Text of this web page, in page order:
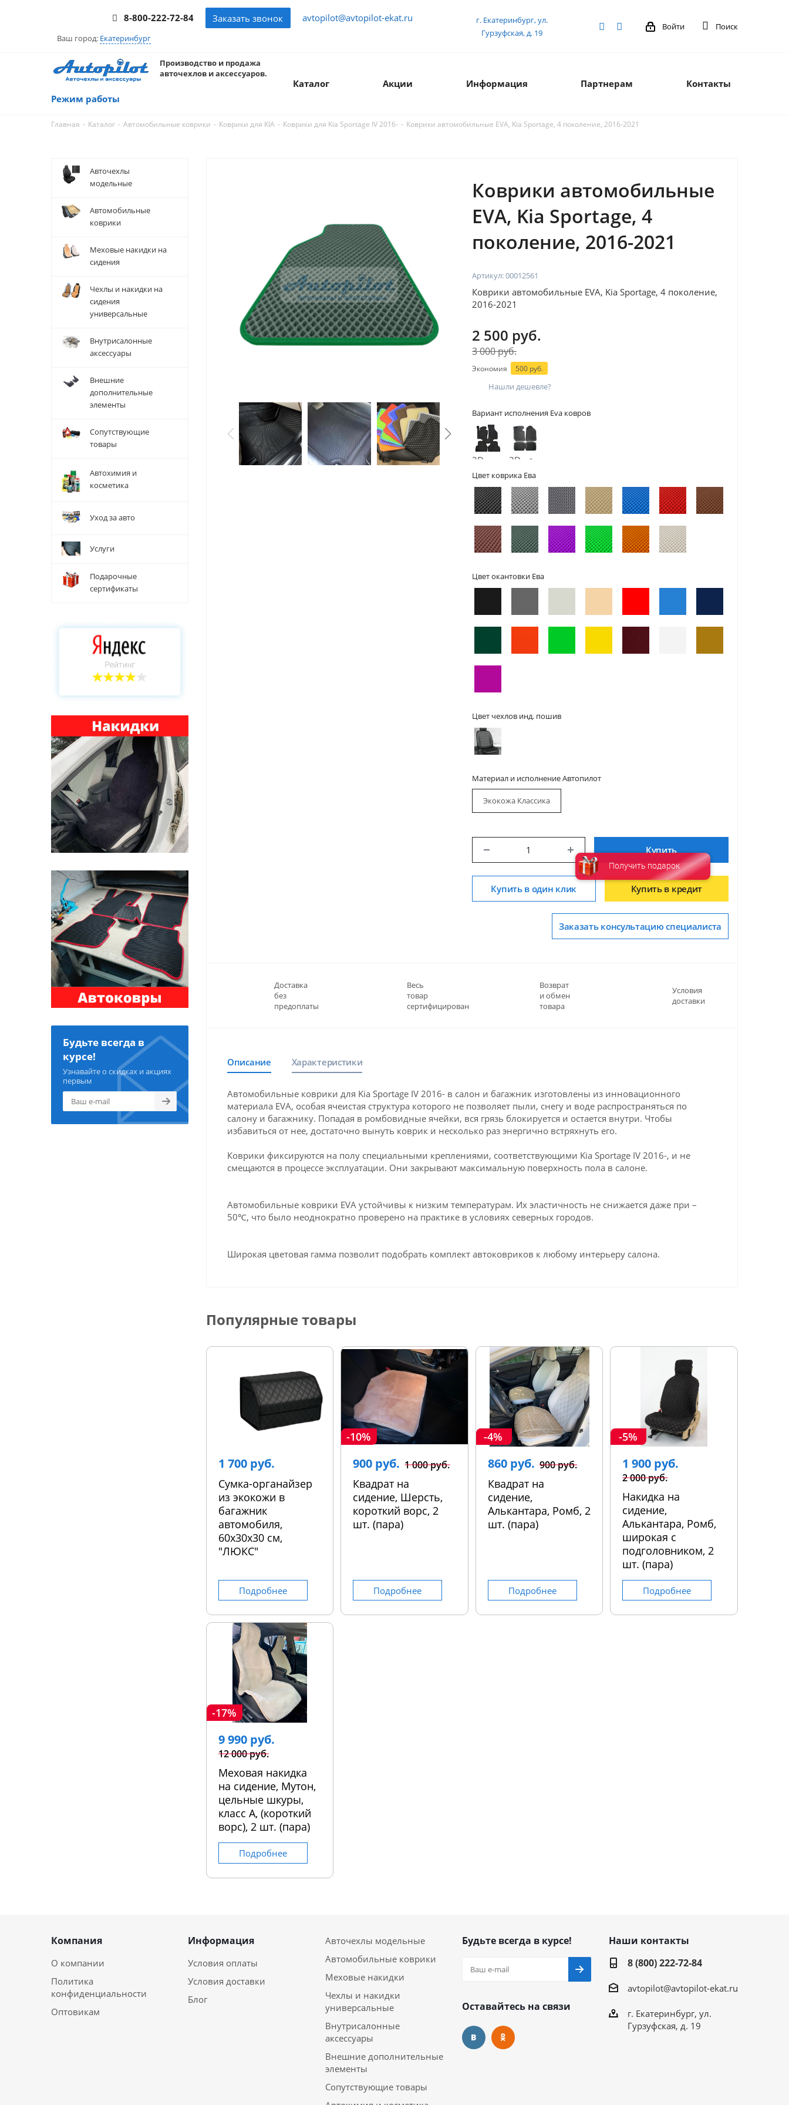
8-800-222-72-84 Заказать звонок avtopilot@avtopilot-ekat.ru
Ваш город: Екатеринбург
г. Екатеринбург, ул.
Гурзуфская, д. 19
Войти Поиск
Производство и продажа
авточехлов и аксессуаров.
Режим работы
Каталог Акции Информация Партнерам Контакты
Главная - Каталог - Автомобильные коврики - Коврики для KIA - Коврики для Kia Sportage IV 2016- - Коврики автомобильные EVA, Kia Sportage, 4 поколение, 2016-2021
Авточехлы
модельные
Автомобильные
коврики
Меховые накидки на
сидения
Чехлы и накидки на
сидения
универсальные
Внутрисалонные
аксессуары
Внешние
дополнительные
элементы
Сопутствующие
товары
Автохимия и
косметика
Уход за авто
Услуги
Подарочные
сертификаты
Будьте всегда в
курсе!
Узнавайте о скидках и акциях
первым
Коврики автомобильные
EVA, Kia Sportage, 4
поколение, 2016-2021
Артикул:00012561
Коврики автомобильные EVA, Kia Sportage, 4 поколение,
2016-2021
2 500 руб.
3 000 руб.
Экономия 500 руб.
Нашли дешевле?
Вариант исполнения Eva ковров
2D -
без
бортов
3D - с
бортами
Цвет коврика Ева
Цвет окантовки Ева
Цвет чехлов инд. пошив
Материал и исполнение Автопилот
Экокожа Классика
Купить
Купить в один клик Купить в кредит
Заказать консультацию специалиста
Доставка
без
предоплаты
Весь
товар
сертифицирован
Возврат
и обмен
товара
Условия
доставки
Описание Характеристики
Автомобильные коврики для Kia Sportage IV 2016- в салон и багажник изготовлены из инновационного
материала EVA, особая ячеистая структура которого не позволяет пыли, снегу и воде распространяться по
салону и багажнику. Попадая в ромбовидные ячейки, вся грязь блокируется и остается внутри. Чтобы
избавиться от нее, достаточно вынуть коврик и несколько раз энергично встряхнуть его.
Коврики фиксируются на полу специальными креплениями, соответствующими Kia Sportage IV 2016-, и не
смещаются в процессе эксплуатации. Они закрывают максимальную поверхность пола в салоне.
Автомобильные коврики EVA устойчивы к низким температурам. Их эластичность не снижается даже при –
50℃, что было неоднократно проверено на практике в условиях северных городов.
Широкая цветовая гамма позволит подобрать комплект автоковриков к любому интерьеру салона.
Популярные товары
1 700 руб.
Сумка-органайзер
из экокожи в
багажник
автомобиля,
60х30х30 см,
"ЛЮКС"
Подробнее
-10%
900 руб. 1 000 руб.
Квадрат на
сидение, Шерсть,
короткий ворс, 2
шт. (пара)
Подробнее
-4%
860 руб. 900 руб.
Квадрат на
сидение,
Алькантара, Ромб, 2
шт. (пара)
Подробнее
-5%
1 900 руб.
2 000 руб.
Накидка на
сидение,
Алькантара, Ромб,
широкая с
подголовником, 2
шт. (пара)
Подробнее
-17%
9 990 руб.
12 000 руб.
Меховая накидка
на сидение, Мутон,
цельные шкуры,
класс А, (короткий
ворс), 2 шт. (пара)
Подробнее
Компания
О компании
Политика
конфиденциальности
Оптовикам
Информация
Условия оплаты
Условия доставки
Блог
Авточехлы модельные
Автомобильные коврики
Меховые накидки
Чехлы и накидки
универсальные
Внутрисалонные
аксессуары
Внешние дополнительные
элементы
Сопутствующие товары
Будьте всегда в курсе!
Оставайтесь на связи
Наши контакты
8 (800) 222-72-84
avtopilot@avtopilot-ekat.ru
г. Екатеринбург, ул.
Гурзуфская, д. 19
Получить подарок